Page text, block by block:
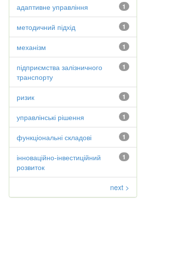
1
адаптивне управління
1
методичний підхід
1
механізм
1
підприємства залізничного
транспорту
1
ризик
1
управлінські рішення
1
функціональні складові
1
інноваційно-інвестиційний
розвиток
next >